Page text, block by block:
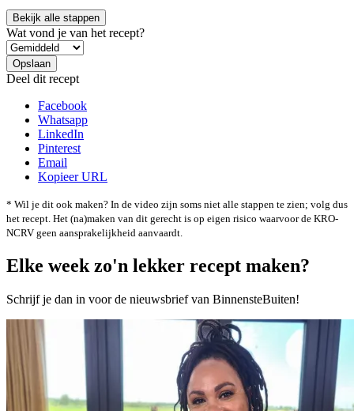
Bekijk alle stappen
Wat vond je van het recept?
Deel dit recept
Facebook
Whatsapp
LinkedIn
Pinterest
Email
Kopieer URL
* Wil je dit ook maken? In de video zijn soms niet alle stappen te zien; volg dus
het recept. Het (na)maken van dit gerecht is op eigen risico waarvoor de KRO-
NCRV geen aansprakelijkheid aanvaardt.
Elke week zo'n lekker recept maken?
Schrijf je dan in voor de nieuwsbrief van BinnensteBuiten!